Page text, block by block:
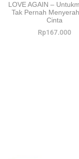
LOVE AGAIN –
Tak Pernah
Cinta
Rp167.000